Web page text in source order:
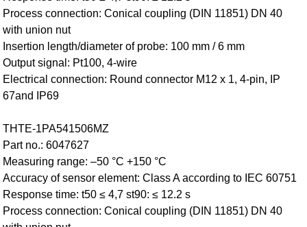
Process connection: Conical coupling (DIN 11851) DN 40
with union nut
Insertion length/diameter of probe: 100 mm / 6 mm
Output signal: Pt100, 4-wire
Electrical connection: Round connector M12 x 1, 4-pin, IP
67and IP69
THTE-1PA541506MZ
Part no.: 6047627
Measuring range: –50 °C +150 °C
Accuracy of sensor element: Class A according to IEC 60751
Response time: t50 ≤ 4,7 st90: ≤ 12.2 s
Process connection: Conical coupling (DIN 11851) DN 40